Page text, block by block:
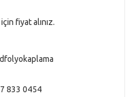
fiyat alınız.
833 0454